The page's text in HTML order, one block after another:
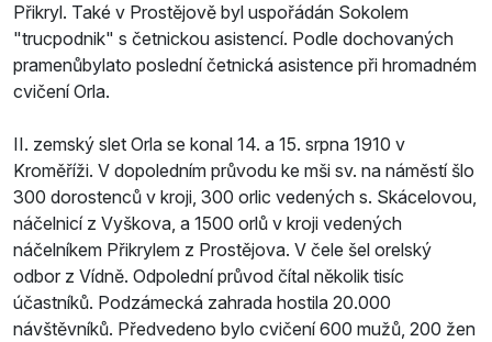
Přikryl. Také v Prostějově byl uspořádán Sokolem
"trucpodnik" s četnickou asistencí. Podle dochovaných
pramenůbylato poslední četnická asistence při hromadném
cvičení Orla.
II. zemský slet Orla se konal 14. a 15. srpna 1910 v
Kroměříži. V dopoledním průvodu ke mši sv. na náměstí šlo
300 dorostenců v kroji, 300 orlic vedených s. Skácelovou,
náčelnicí z Vyškova, a 1500 orlů v kroji vedených
náčelníkem Přikrylem z Prostějova. V čele šel orelský
odbor z Vídně. Odpolední průvod čítal několik tisíc
účastníků. Podzámecká zahrada hostila 20.000
návštěvníků. Předvedeno bylo cvičení 600 mužů, 200 žen